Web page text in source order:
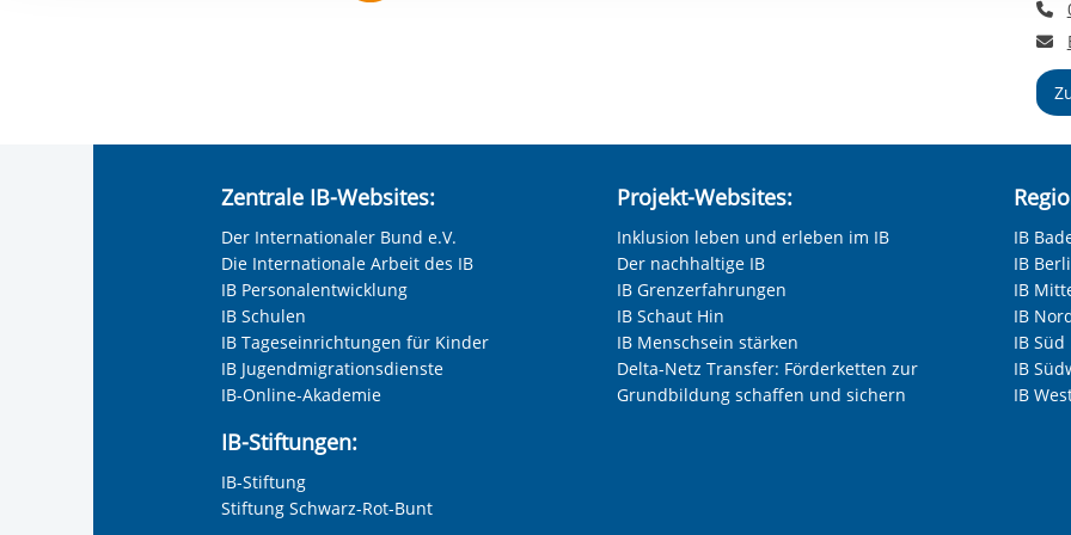
Ihre etwaige Einwilligung erstreckt sich nicht auf notwendige Cookies, die erforderlich zur
der von Ihnen aufgerufenen und somit gewünschten Website-Funktionen sind. Diese
Zentrale IB-Websites:
Der Internationaler Bund e.V.
Die Internationale Arbeit des IB
IB Personalentwicklung
IB Schulen
IB Tageseinrichtungen für Kinder
IB Jugendmigrationsdienste
IB-Online-Akademie
IB-Stiftungen:
IB-Stiftung
Stiftung Schwarz-Rot-Bunt
Projekt-Websites:
Inklusion leben und erleben im IB
Der nachhaltige IB
IB Grenzerfahrungen
IB Schaut Hin
IB Menschsein stärken
Delta-Netz Transfer: Förderketten zur
Grundbildung schaffen und sichern
IB
IB
IB
IB
IB Süd
IB
IB